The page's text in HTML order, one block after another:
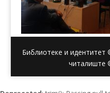
Библиотеке и
читалиште